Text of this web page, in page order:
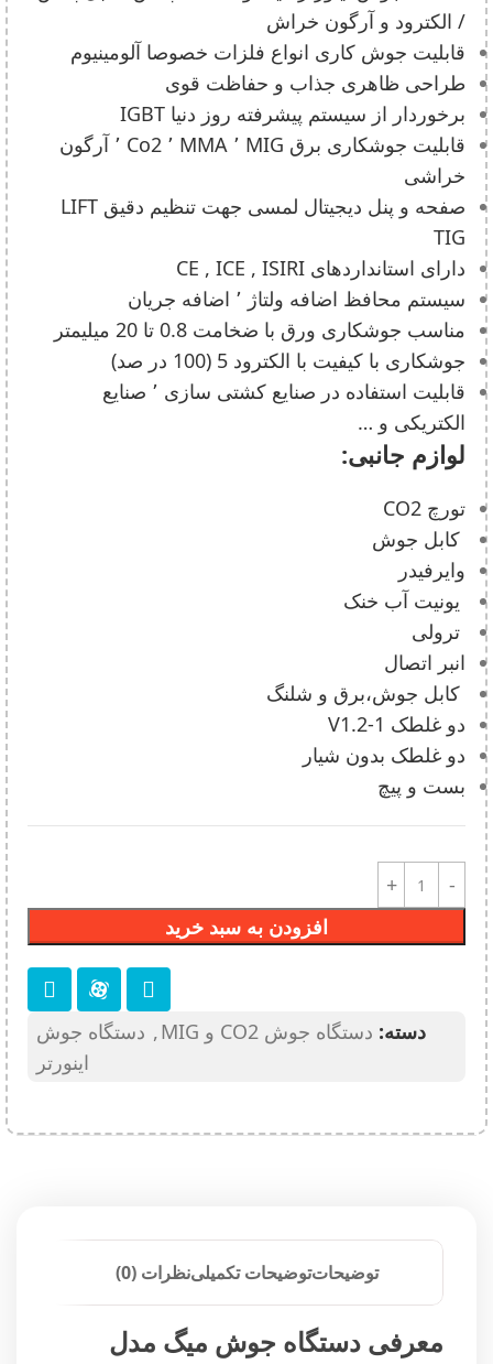
/ الکترود و آرگون خراش
قابلیت جوش کاری انواع فلزات خصوصا آلومینیوم
طراحی ظاهری جذاب و حفاظت قوی
برخوردار از سیستم پیشرفته روز دنیا IGBT
قابلیت جوشکاری برق MIG ٬ MMA ٬ Co2 ٬ آرگون
خراشی
صفحه و پنل دیجیتال لمسی جهت تنظیم دقیق LIFT
TIG
دارای استانداردهای CE , ICE , ISIRI
سیستم محافظ اضافه ولتاژ ٬ اضافه جریان
مناسب جوشکاری ورق با ضخامت 0.8 تا 20 میلیمتر
جوشکاری با کیفیت با الکترود 5 (100 در صد)
قابلیت استفاده در صنایع کشتی سازی ٬ صنایع
الکتریکی و …
لوازم جانبی:
تورچ CO2
کابل جوش
وایرفیدر
یونیت آب خنک
ترولی
انبر اتصال
کابل جوش،برق و شلنگ
دو غلطک V1.2-1
دو غلطک بدون شیار
بست و پیچ
افزودن به سبد خرید
دسته: دستگاه جوش CO2 و MIG , دستگاه جوش
اینورتر
توضیحاتتوضیحات تکمیلینظرات (0)
معرفی دستگاه جوش میگ مدل